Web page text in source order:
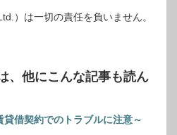
）は一切の責任を負いません。
、他にこんな記事も読ん
借契約でのトラブルに注意～